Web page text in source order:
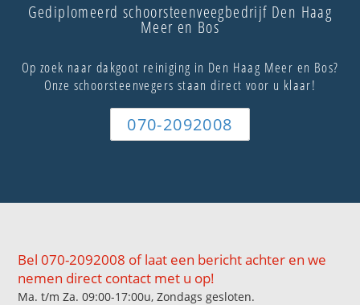
Gediplomeerd schoorsteenveegbedrijf Den Haag
Meer en Bos
Op zoek naar dakgoot reiniging in Den Haag Meer en Bos?
Onze schoorsteenvegers staan direct voor u klaar!
070-2092008
Bel 070-2092008 of laat een bericht achter en we
nemen direct contact met u op!
Ma. t/m Za. 09:00-17:00u, Zondags gesloten.